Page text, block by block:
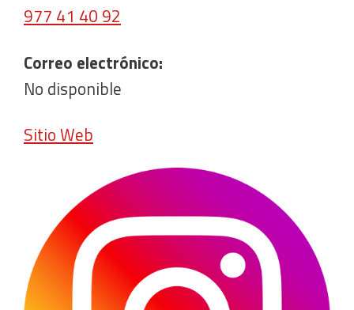
977 41 40 92
Correo electrónico:
No disponible
Sitio Web